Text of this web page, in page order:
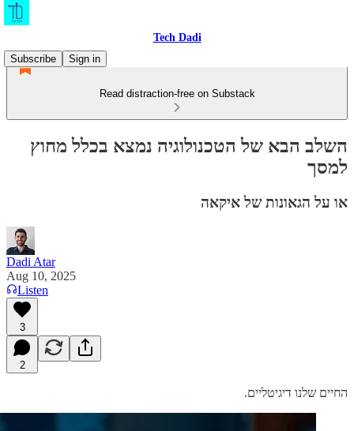
Tech Dadi
Subscribe
Sign in
Read distraction-free on Substack
השלב הבא של הטכנולוגיה נמצא בכלל מחוץ
למסך
או על הגאונות של איקאה
Dadi Atar
Aug 10, 2025
Listen
3
2
החיים שלנו דיגיטליים.